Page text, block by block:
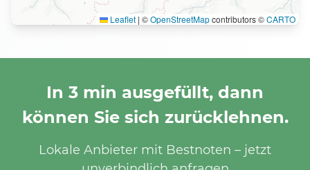
Leaflet | ©OpenStreetMapcontributors ©CARTO
In 3 min ausgefüllt, dann
können Sie sich zurücklehnen.
Lokale Anbieter mit Bestnoten – jetzt